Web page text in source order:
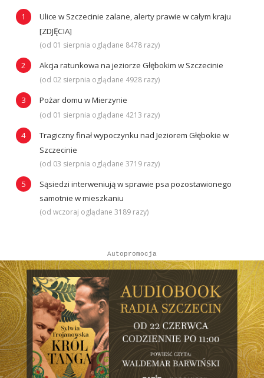
Ulice w Szczecinie zalane, alerty prawie w całym kraju
[ZDJĘCIA]
(od 01 sierpnia oglądane 8478 razy)
Akcja ratunkowa na jeziorze Głębokim w Szczecinie
(od 02 sierpnia oglądane 4928 razy)
Pożar domu w Mierzynie
(od 01 sierpnia oglądane 4213 razy)
Tragiczny finał wypoczynku nad Jeziorem Głębokie w
Szczecinie
(od 03 sierpnia oglądane 3719 razy)
Sąsiedzi interweniują w sprawie psa pozostawionego
samotnie w mieszkaniu
(od wczoraj oglądane 3189 razy)
Autopromocja